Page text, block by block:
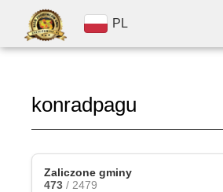
PL
konradpagu
Zaliczone gminy
473 / 2479